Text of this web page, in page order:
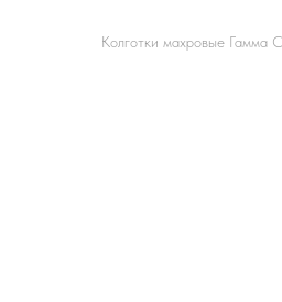
Колготки махровые Гамма